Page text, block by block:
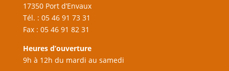
17350 Port d’Envaux
Tél. : 05 46 91 73 31
Fax : 05 46 91 82 31
Heures d’ouverture
9h à 12h du mardi au samedi